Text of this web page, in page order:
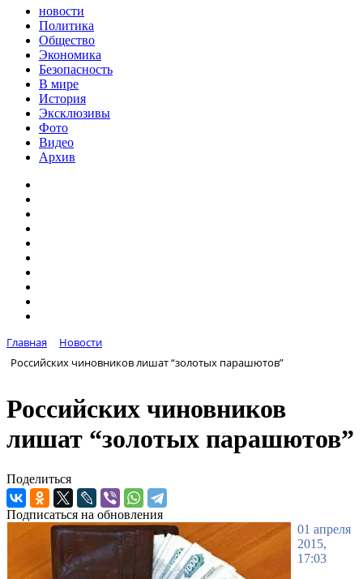
новости
Политика
Общество
Экономика
Безопасность
В мире
История
Эксклюзивы
Фото
Видео
Архив
Главная
Новости
Российских чиновников лишат “золотых парашютов”
Российских чиновников
лишат “золотых парашютов”
Поделиться
Подписаться на обновления
01 апреля
2015,
17:03